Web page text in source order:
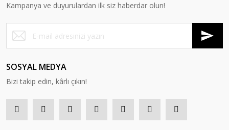
Kampanya ve duyurulardan ilk siz haberdar olun!
SOSYAL MEDYA
Bizi takip edin, kârlı çıkın!